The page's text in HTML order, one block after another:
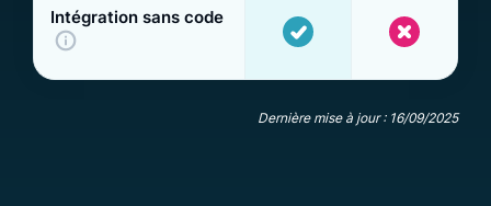
Intégration sans code
Dernière mise à jour : 16/09/2025